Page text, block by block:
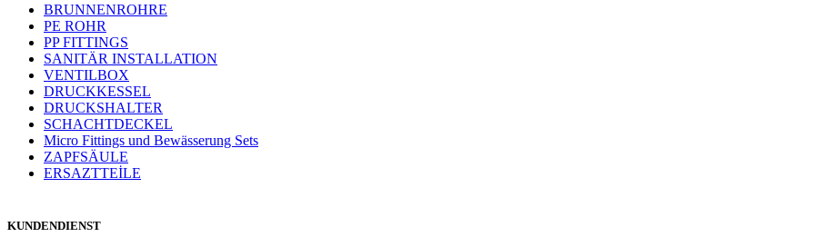
BRUNNENROHRE
PE ROHR
PP FITTINGS
SANITÄR INSTALLATION
VENTILBOX
DRUCKKESSEL
DRUCKSHALTER
SCHACHTDECKEL
Micro Fittings und Bewässerung Sets
ZAPFSÄULE
ERSAZTTEİLE
KUNDENDIENST